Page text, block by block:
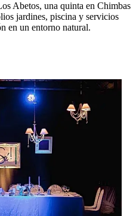
Abetos, una quinta en Chimbas
jardines, piscina y servicios
en un entorno natural.